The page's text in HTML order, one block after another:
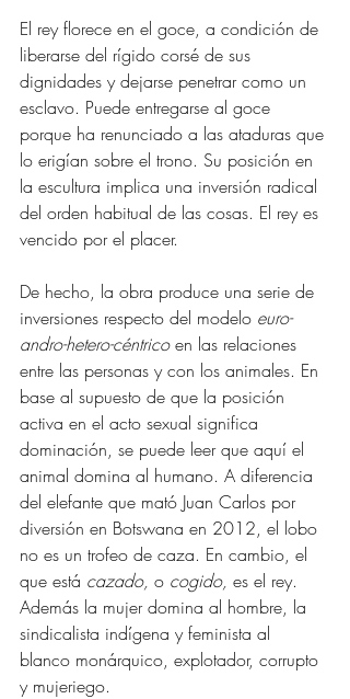
El rey florece en el goce, a condición de
liberarse del rígido corsé de sus
dignidades y dejarse penetrar como un
esclavo. Puede entregarse al goce
porque ha renunciado a las ataduras que
lo erigían sobre el trono. Su posición en
la escultura implica una inversión radical
del orden habitual de las cosas. El rey es
vencido por el placer.
De hecho, la obra produce una serie de
inversiones respecto del modelo euro-
andro-hetero-céntrico en las relaciones
entre las personas y con los animales. En
base al supuesto de que la posición
activa en el acto sexual significa
dominación, se puede leer que aquí el
animal domina al humano. A diferencia
del elefante que mató Juan Carlos por
diversión en Botswana en 2012, el lobo
no es un trofeo de caza. En cambio, el
que está cazado, o cogido, es el rey.
Además la mujer domina al hombre, la
sindicalista indígena y feminista al
blanco monárquico, explotador, corrupto
y mujeriego.